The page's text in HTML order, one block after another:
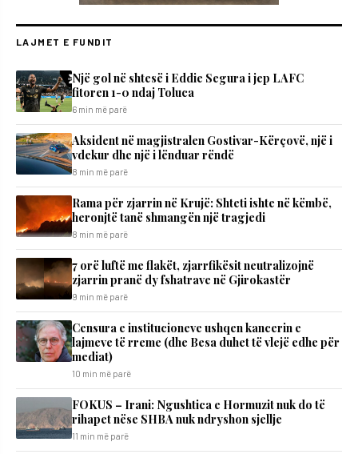
LAJMET E FUNDIT
Një gol në shtesë i Eddie Segura i jep LAFC
fitoren 1-0 ndaj Toluca
6 min më parë
Aksident në magjistralen Gostivar-Kërçovë, një i
vdekur dhe një i lënduar rëndë
8 min më parë
Rama për zjarrin në Krujë: Shteti ishte në këmbë,
heronjtë tanë shmangën një tragjedi
8 min më parë
7 orë luftë me flakët, zjarrfikësit neutralizojnë
zjarrin pranë dy fshatrave në Gjirokastër
9 min më parë
Censura e institucioneve ushqen kancerin e
lajmeve të rreme (dhe Besa duhet të vlejë edhe për
mediat)
10 min më parë
FOKUS – Irani: Ngushtica e Hormuzit nuk do të
rihapet nëse SHBA nuk ndryshon sjellje
11 min më parë